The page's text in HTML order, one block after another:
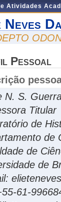
Atividades
Pessoal
N. S.
Titular
de
de
de
de
61-